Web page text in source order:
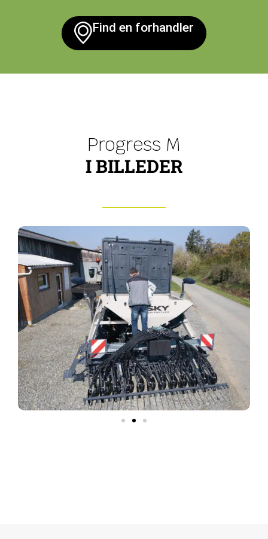
Find en forhandler
Progress M
I BILLEDER